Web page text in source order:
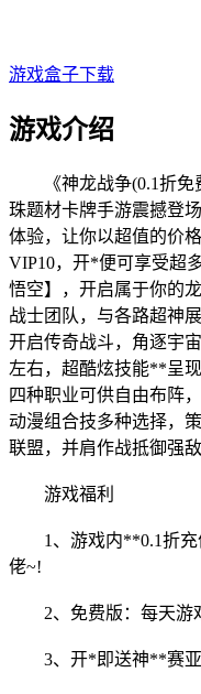
游戏盒子下载
游戏介绍
《神龙战争(0.1折免
珠题材卡牌手游震撼登
体验，让你以超值的价
VIP10，开*便可享受超
悟空】，开启属于你的
战士团队，与各路超神
开启传奇战斗，角逐宇
左右，超酷炫技能**呈
四种职业可供自由布阵
动漫组合技多种选择，
联盟，并肩作战抵御强
游戏福利
1、游戏内**0.1折充
佬~!
2、免费版：每天游
3、开*即送神**赛亚